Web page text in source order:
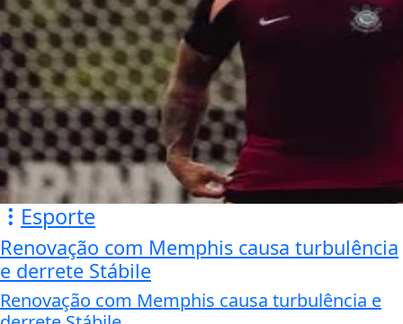
Esporte
Renovação com Memphis causa turbulência
e derrete Stábile
Renovação com Memphis causa turbulência e